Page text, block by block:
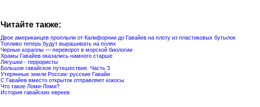
Читайте также:
Двое американцев проплыли от Калифорнии до Гавайев на плоту из пластиковых бутылок
Топливо теперь будут вырашивать на полях
Черные кораллы — переворот в морской биологии
Храмы Гавайев оказались намного старше
Лягушки - террористы
Большое гавайское путешествие. Часть 3
Утерянные земли России: русские Гавайи
С Гавайев вместо открыток отправляют кокосы
Что такое Ломи-Ломи?
История гавайских евреев